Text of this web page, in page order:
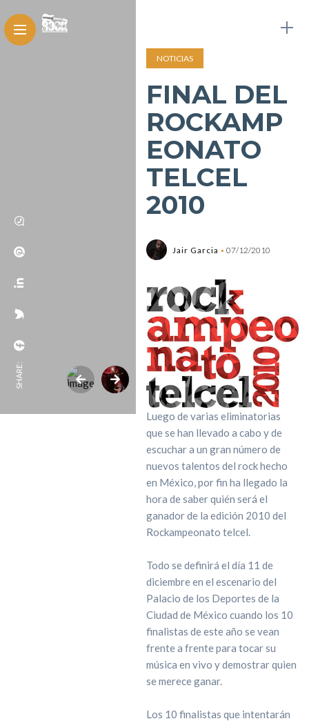
SHARE:
NOTICIAS
FINAL DEL
ROCKAMP
EONATO
TELCEL
2010
Jair Garcia 07/12/2010
Luego de varias eliminatorias
que se han llevado a cabo y de
escuchar a un gran número de
nuevos talentos del rock hecho
en México, por fin ha llegado la
hora de saber quién será el
ganador de la edición 2010 del
Rockampeonato telcel.
Todo se definirá el día 11 de
diciembre en el escenario del
Palacio de los Deportes de la
Ciudad de México cuando los 10
finalistas de este año se vean
frente a frente para tocar su
música en vivo y demostrar quien
se merece ganar.
Los 10 finalistas que intentarán